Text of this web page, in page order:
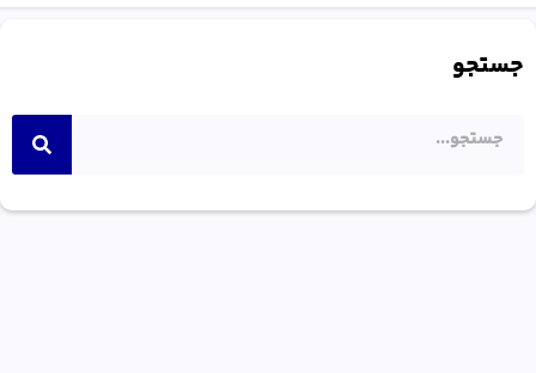
جستجو